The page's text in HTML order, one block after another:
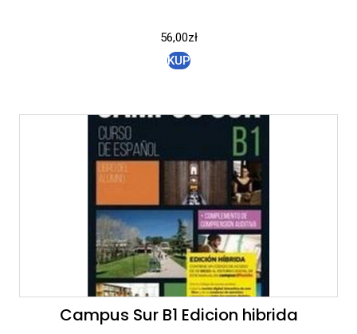
56,00zł
KUP
Campus Sur B1 Edicion hibrida